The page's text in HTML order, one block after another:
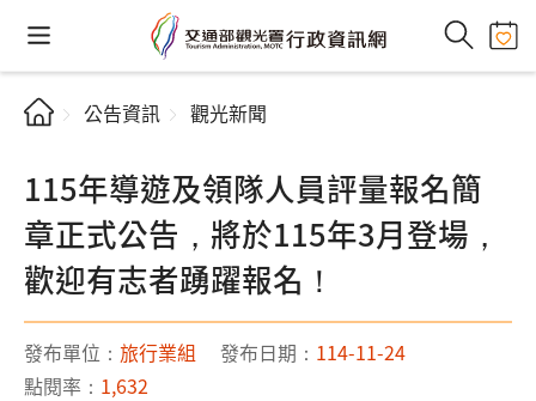
公告資訊 觀光新聞
115年導遊及領隊人員評量報名簡
章正式公告，將於115年3月登場，
歡迎有志者踴躍報名！
發布單位： 旅行業組 發布日期： 114-11-24
點閱率： 1,632